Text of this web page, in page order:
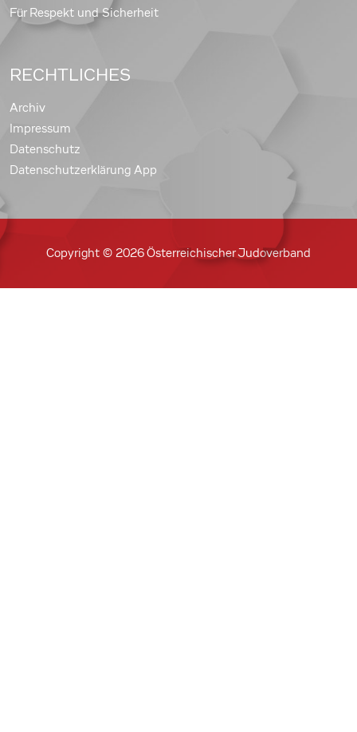
Für Respekt und Sicherheit
RECHTLICHES
Archiv
Impressum
Datenschutz
Datenschutzerklärung App
Copyright © 2026 Österreichischer Judoverband